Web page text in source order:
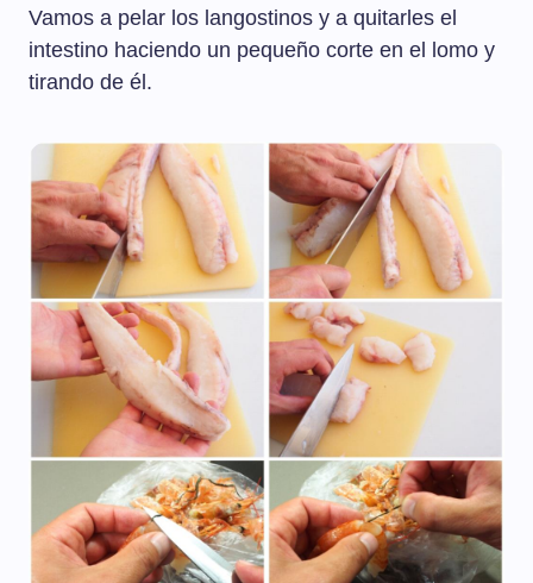
Vamos a pelar los langostinos y a quitarles el
intestino haciendo un pequeño corte en el lomo y
tirando de él.